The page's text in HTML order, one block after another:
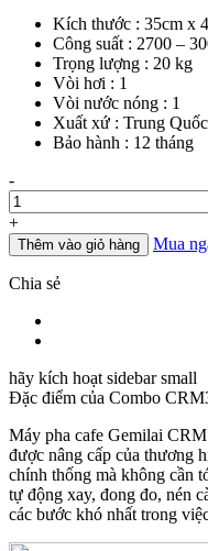
là:
17.900.000đ.
tại
là:
Kích thước : 35cm x
Công suất : 2700 –
Trọng lượng : 20 kg
Vòi hơi : 1
Vòi nước nóng : 1
Xuất xứ : Trung Quốc
Bảo hành : 12 tháng
Số
lượng
-
+
Thêm vào giỏ hàng Mua
Chia sẻ
hãy kích hoạt sidebar small
Đặc điểm của Combo
Máy pha cafe Gemilai
được nâng cấp của thương
chính thống mà không cần
tự động xay, đong đo, nén
các bước khó nhất trong